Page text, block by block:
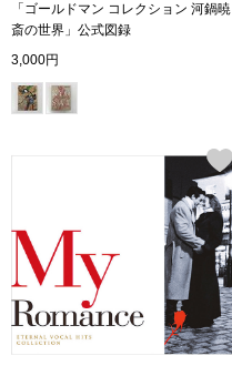
「ゴールドマン コレクション 河鍋暁
斎の世界」公式図録
3,000円